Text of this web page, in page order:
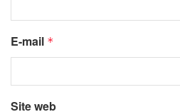
E-mail *
Site web